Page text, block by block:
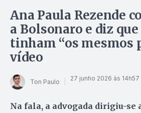
Ana Paula Rezende
a Bolsonaro e diz
tinham “os mesmos
vídeo
Ton Paulo 27 junho 2026 às 14h57
Na fala, a advogada dirigiu-se